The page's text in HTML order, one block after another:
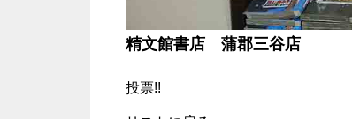
精文館書店 蒲郡三谷店
投票!!